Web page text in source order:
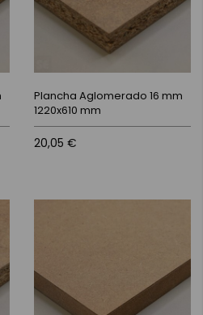
Plancha Aglomerado 16 mm
1220x610 mm
20,05 €